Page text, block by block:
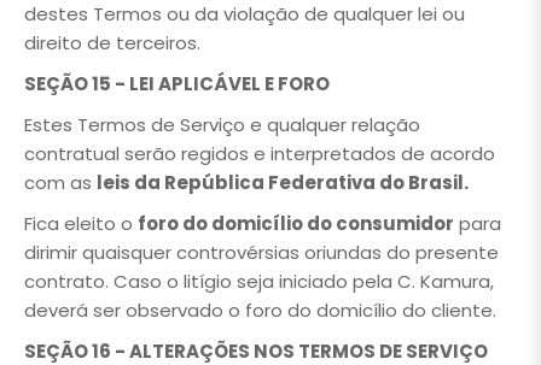
destes Termos ou da violação de qualquer lei ou
direito de terceiros.
SEÇÃO 15 - LEI APLICÁVEL E FORO
Estes Termos de Serviço e qualquer relação
contratual serão regidos e interpretados de acordo
com as leis da República Federativa do Brasil.
Fica eleito o foro do domicílio do consumidor para
dirimir quaisquer controvérsias oriundas do presente
contrato. Caso o litígio seja iniciado pela C. Kamura,
deverá ser observado o foro do domicílio do cliente.
SEÇÃO 16 - ALTERAÇÕES NOS TERMOS DE SERVIÇO